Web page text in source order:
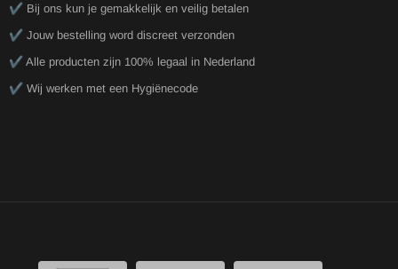
✔️ Bij ons kun je gemakkelijk en veilig betalen
✔️ Jouw bestelling word discreet verzonden
✔️ Alle producten zijn 100% legaal in Nederland
✔️ Wij werken met een Hygiënecode